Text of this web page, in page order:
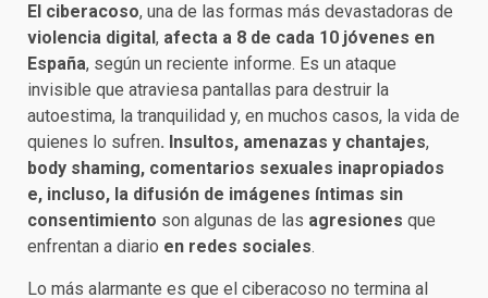
El ciberacoso, una de las formas más devastadoras de
violencia digital , afecta a 8 de cada 10 jóvenes en
España, según un reciente informe. Es un ataque
invisible que atraviesa pantallas para destruir la
autoestima, la tranquilidad y, en muchos casos, la vida de
quienes lo sufren. Insultos, amenazas y chantajes,
body shaming, comentarios sexuales inapropiados
e, incluso, la difusión de imágenes íntimas sin
consentimiento son algunas de las agresiones que
enfrentan a diario en redes sociales.
Lo más alarmante es que el ciberacoso no termina al